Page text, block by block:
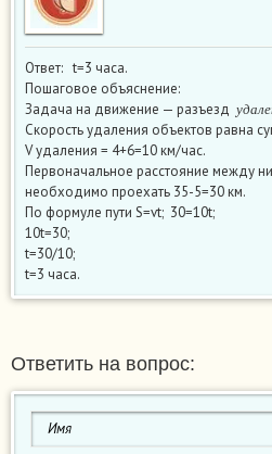
Ответ: t=3 часа.
Пошаговое объяснение:
Задача на движение — разъезд
у д ал е
д
Скорость удаления объектов равна
V удаления = 4+6=10 км/час.
Первоначальное расстояние между
необходимо проехать 35-5=30 км.
По формуле пути S=vt; 30=10t;
10t=30;
t=30/10;
t=3 часа.
Ответить на вопрос: